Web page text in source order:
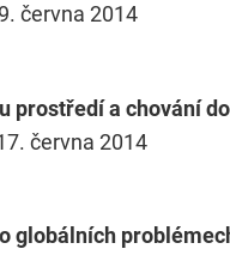
června 2014
prostředí a chování
června 2014
globálních